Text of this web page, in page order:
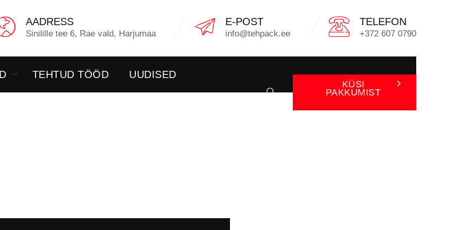
AADRESS
Sinilille tee 6, Rae vald, Harjumaa
E-POST
info@tehpack.ee
TELEFON
+372 607 0790
TEHTUD TÖÖD UUDISED
KÜSI
PAKKUMIST